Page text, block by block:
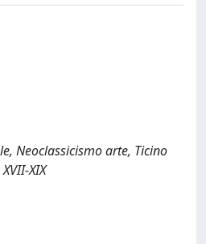
Neoclassicismo arte, Ticino
XIX